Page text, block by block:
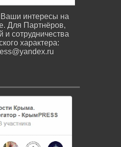
интересы на
Для Партнёров,
и сотрудничества
характера: